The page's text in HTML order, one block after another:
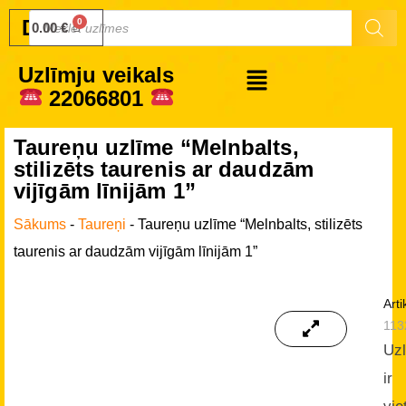
Druku.lv
0.00€
Uzlīmju veikals
22066801
Taureņu uzlīme “Melnbalts,
stilizēts taurenis ar daudzām
vijīgām līnijām 1”
Sākums - Taureņi - Taureņu uzlīme “Melnbalts, stilizēts
taurenis ar daudzām vijīgām līnijām 1”
ir